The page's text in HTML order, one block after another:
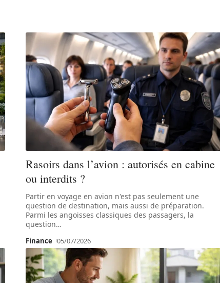
Rasoirs dans l’avion : autorisés en cabine
ou interdits ?
Partir en voyage en avion n'est pas seulement une
question de destination, mais aussi de préparation.
Parmi les angoisses classiques des passagers, la
question…
Finance 05/07/2026